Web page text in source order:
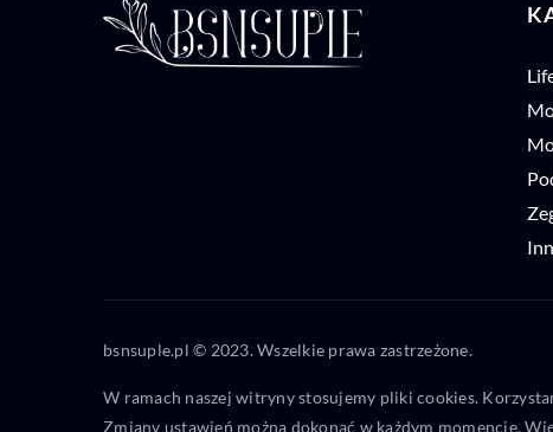
bsnsuple.pl © 2023. Wszelkie prawa zastrzeżone.
W ramach naszej witryny stosujemy pliki cookies.
Zmiany ustawień można dokonać w każdym momencie.